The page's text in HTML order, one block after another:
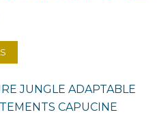
JUNGLE ADAPTABLE
CAPUCINE